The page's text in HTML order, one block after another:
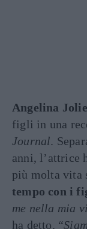
Angelina Jolie
figli in una
Journal.
anni, l’attrice
più molta vita
tempo con i
me nella mia
ha detto. “